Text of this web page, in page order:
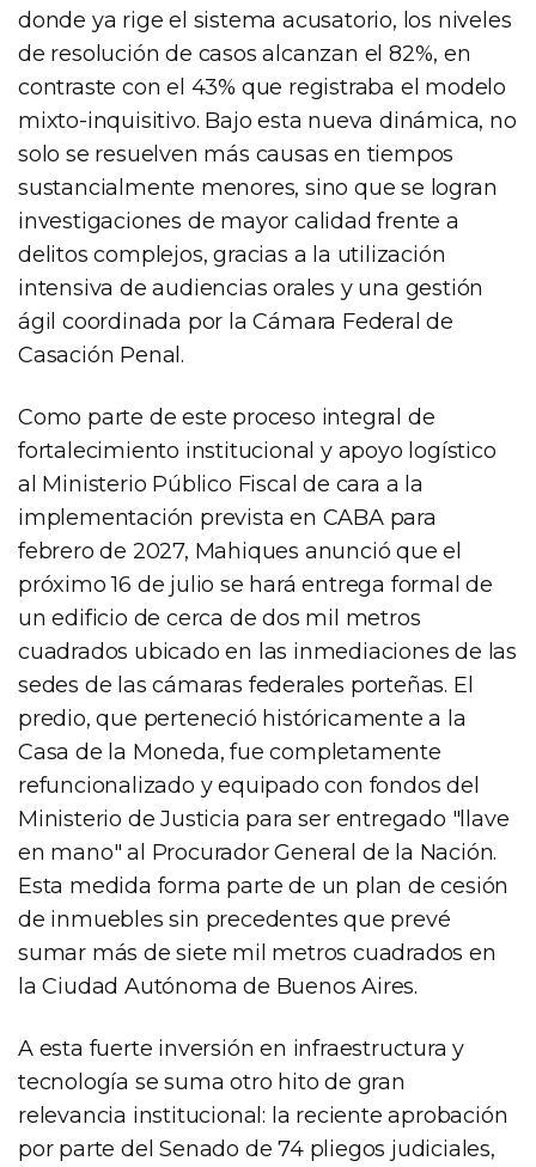
donde ya rige el sistema acusatorio, los niveles
de resolución de casos alcanzan el 82%, en
contraste con el 43% que registraba el modelo
mixto-inquisitivo. Bajo esta nueva dinámica, no
solo se resuelven más causas en tiempos
sustancialmente menores, sino que se logran
investigaciones de mayor calidad frente a
delitos complejos, gracias a la utilización
intensiva de audiencias orales y una gestión
ágil coordinada por la Cámara Federal de
Casación Penal.
Como parte de este proceso integral de
fortalecimiento institucional y apoyo logístico
al Ministerio Público Fiscal de cara a la
implementación prevista en CABA para
febrero de 2027, Mahiques anunció que el
próximo 16 de julio se hará entrega formal de
un edificio de cerca de dos mil metros
cuadrados ubicado en las inmediaciones de las
sedes de las cámaras federales porteñas. El
predio, que perteneció históricamente a la
Casa de la Moneda, fue completamente
refuncionalizado y equipado con fondos del
Ministerio de Justicia para ser entregado "llave
en mano" al Procurador General de la Nación.
Esta medida forma parte de un plan de cesión
de inmuebles sin precedentes que prevé
sumar más de siete mil metros cuadrados en
la Ciudad Autónoma de Buenos Aires.
A esta fuerte inversión en infraestructura y
tecnología se suma otro hito de gran
relevancia institucional: la reciente aprobación
por parte del Senado de 74 pliegos judiciales,